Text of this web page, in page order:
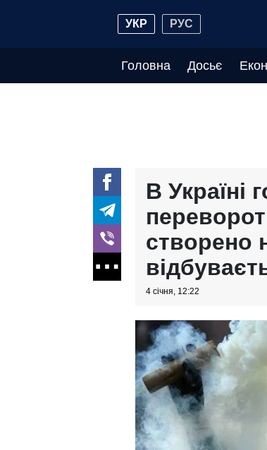
УКР РУС
Головна Досьє
В Україні
створено
4 січня, 12:22